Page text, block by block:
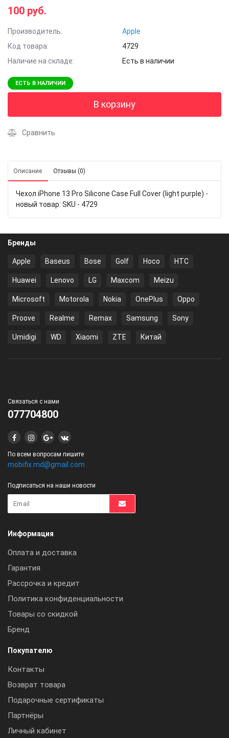
100 руб.
Производитель:
Apple
Код товара:
4729
Наличие на складе:
Есть в наличии
ЕСТЬ В НАЛИЧИИ
В корзину
Сравнить
Описание Отзывы (0)
Чехол iPhone 13 Pro Silicone Case Full Cover (light purple) -
новый товар: SKU - 4729
Бренды
Apple Baseus Bose Golf Hoco HTC
Huawei Lenovo LG Maxcom Meizu
Microsoft Motorola Nokia OnePlus Oppo
Proove Realme Remax Samsung Sony
Umidigi WD Xiaomi ZTE Китай
Связаться с нами
077704800
По всем вопросам пишите
mobifix.md@gmail.com
Подписаться на наши новости
Информация
Оплата и доставка
Гарантия
Рассрочка и кредит
Политика конфиденциальности
Товары со скидкой
Бренд
Покупателю
Контакты
Возврат товара
Подарочные сертификаты
Партнёры
Личный кабинет